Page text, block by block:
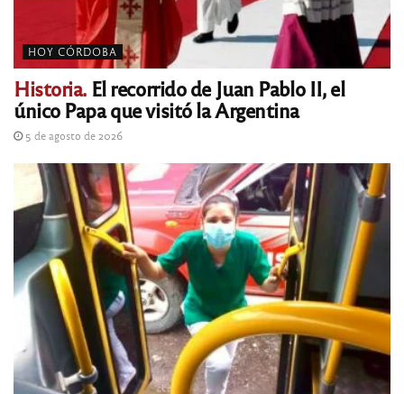
HOY CÓRDOBA
Historia. El recorrido de Juan Pablo II, el
único Papa que visitó la Argentina
5 de agosto de 2026